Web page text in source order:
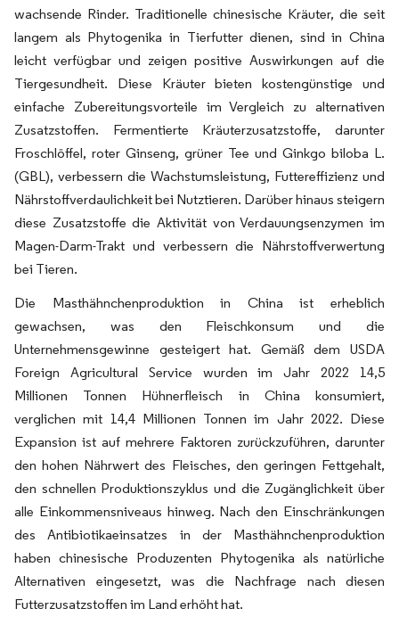
wachsende Rinder. Traditionelle chinesische Kräuter, die seit
langem als Phytogenika in Tierfutter dienen, sind in China
leicht verfügbar und zeigen positive Auswirkungen auf die
Tiergesundheit. Diese Kräuter bieten kostengünstige und
einfache Zubereitungsvorteile im Vergleich zu alternativen
Zusatzstoffen. Fermentierte Kräuterzusatzstoffe, darunter
Froschlöffel, roter Ginseng, grüner Tee und Ginkgo biloba L.
(GBL), verbessern die Wachstumsleistung, Futtereffizienz und
Nährstoffverdaulichkeit bei Nutztieren. Darüber hinaus steigern
diese Zusatzstoffe die Aktivität von Verdauungsenzymen im
Magen-Darm-Trakt und verbessern die Nährstoffverwertung
bei Tieren.
Die Masthähnchenproduktion in China ist erheblich
gewachsen, was den Fleischkonsum und die
Unternehmensgewinne gesteigert hat. Gemäß dem USDA
Foreign Agricultural Service wurden im Jahr 2022 14,5
Millionen Tonnen Hühnerfleisch in China konsumiert,
verglichen mit 14,4 Millionen Tonnen im Jahr 2022. Diese
Expansion ist auf mehrere Faktoren zurückzuführen, darunter
den hohen Nährwert des Fleisches, den geringen Fettgehalt,
den schnellen Produktionszyklus und die Zugänglichkeit über
alle Einkommensniveaus hinweg. Nach den Einschränkungen
des Antibiotikaeinsatzes in der Masthähnchenproduktion
haben chinesische Produzenten Phytogenika als natürliche
Alternativen eingesetzt, was die Nachfrage nach diesen
Futterzusatzstoffen im Land erhöht hat.